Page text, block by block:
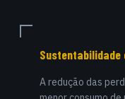
Sustentabilidade
A redução das